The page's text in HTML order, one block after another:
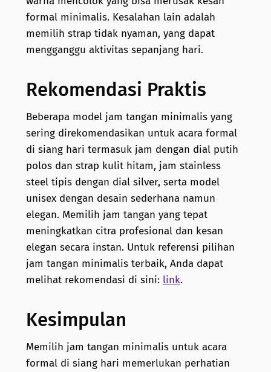
formal minimalis. Kesalahan lain adalah
memilih strap tidak nyaman, yang dapat
mengganggu aktivitas sepanjang hari.
Rekomendasi Praktis
Beberapa model jam tangan minimalis yang
sering direkomendasikan untuk acara formal
di siang hari termasuk jam dengan dial putih
polos dan strap kulit hitam, jam stainless
steel tipis dengan dial silver, serta model
unisex dengan desain sederhana namun
elegan. Memilih jam tangan yang tepat
meningkatkan citra profesional dan kesan
elegan secara instan. Untuk referensi pilihan
jam tangan minimalis terbaik, Anda dapat
melihat rekomendasi di sini: link.
Kesimpulan
Memilih jam tangan minimalis untuk acara
formal di siang hari memerlukan perhatian